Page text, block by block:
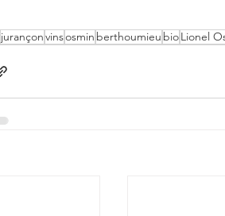
jurançonvinsosmin berthoumieu bioLionel